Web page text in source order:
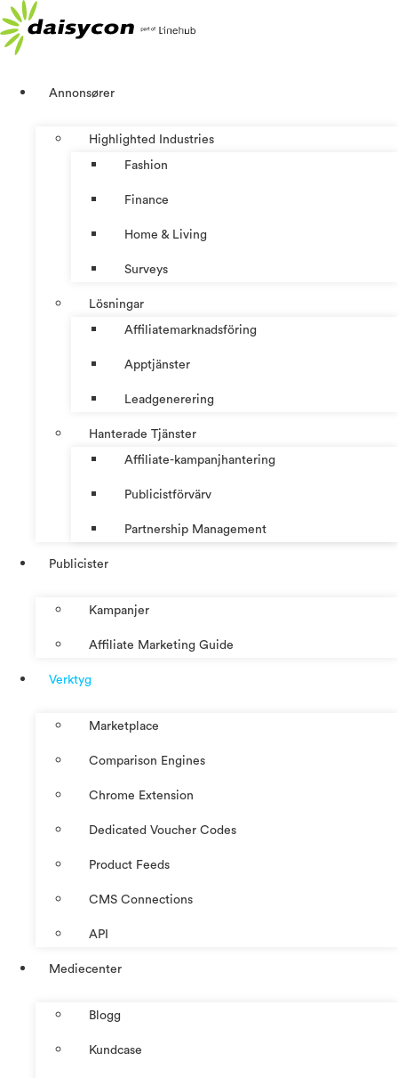
Hoppa
till
innehåll
Annonsører
Highlighted Industries
Fashion
Finance
Home & Living
Surveys
Lösningar
Affiliatemarknadsföring
Apptjänster
Leadgenerering
Hanterade Tjänster
Affiliate-kampanjhantering
Publicistförvärv
Partnership Management
Publicister
Kampanjer
Affiliate Marketing Guide
Verktyg
Marketplace
Comparison Engines
Chrome Extension
Dedicated Voucher Codes
Product Feeds
CMS Connections
API
Mediecenter
Blogg
Kundcase